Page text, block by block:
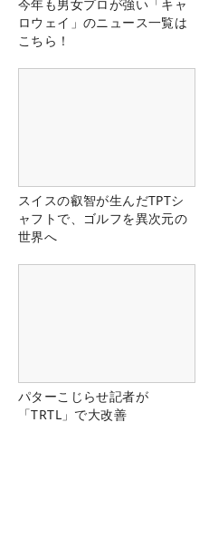
今年も男女プロが強い「キャ
ロウェイ」のニュース一覧は
こちら！
スイスの叡智が生んだTPTシ
ャフトで、ゴルフを異次元の
世界へ
パターこじらせ記者が
「TRTL」で大改善